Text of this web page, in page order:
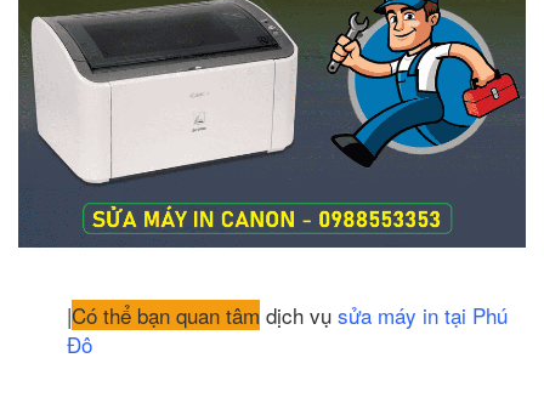
|Có thể bạn quan tâm dịch vụ sửa máy in tại Phú
Đô